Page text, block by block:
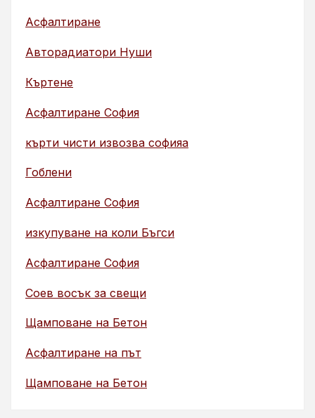
Асфалтиране
Авторадиатори Нуши
Къртене
Асфалтиране София
кърти чисти извозва софияа
Гоблени
Асфалтиране София
изкупуване на коли Бъгси
Асфалтиране София
Соев восък за свещи
Щамповане на Бетон
Асфалтиране на път
Щамповане на Бетон